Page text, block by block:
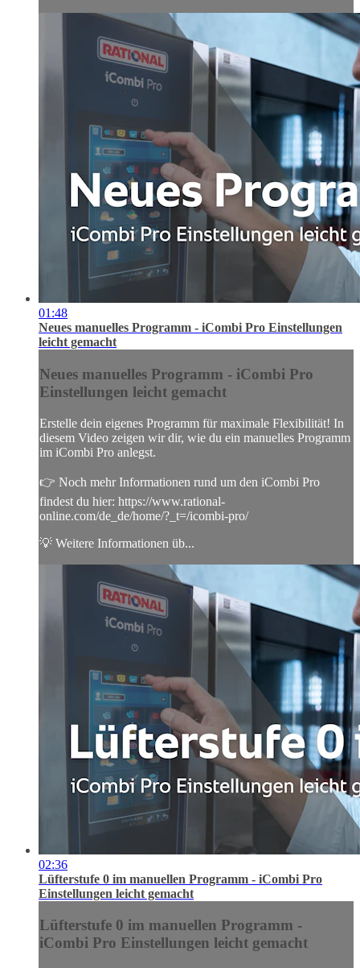
01:48
Neues manuelles Programm - iCombi Pro Einstellungen
leicht gemacht
Neues manuelles Programm - iCombi Pro
Einstellungen leicht gemacht
Erstelle dein eigenes Programm für maximale Flexibilität! In
diesem Video zeigen wir dir, wie du ein manuelles Programm
im iCombi Pro anlegst.
👉 Noch mehr Informationen rund um den iCombi Pro
findest du hier: https://www.rational-
online.com/de_de/home/?_t=/icombi-pro/
💡 Weitere Informationen üb...
02:36
Lüfterstufe 0 im manuellen Programm - iCombi Pro
Einstellungen leicht gemacht
Lüfterstufe 0 im manuellen Programm -
iCombi Pro Einstellungen leicht gemacht